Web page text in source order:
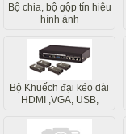
Bộ chia, bộ gộp tín hiệu
hình ảnh
Bộ Khuếch đại kéo dài
HDMI ,VGA, USB,